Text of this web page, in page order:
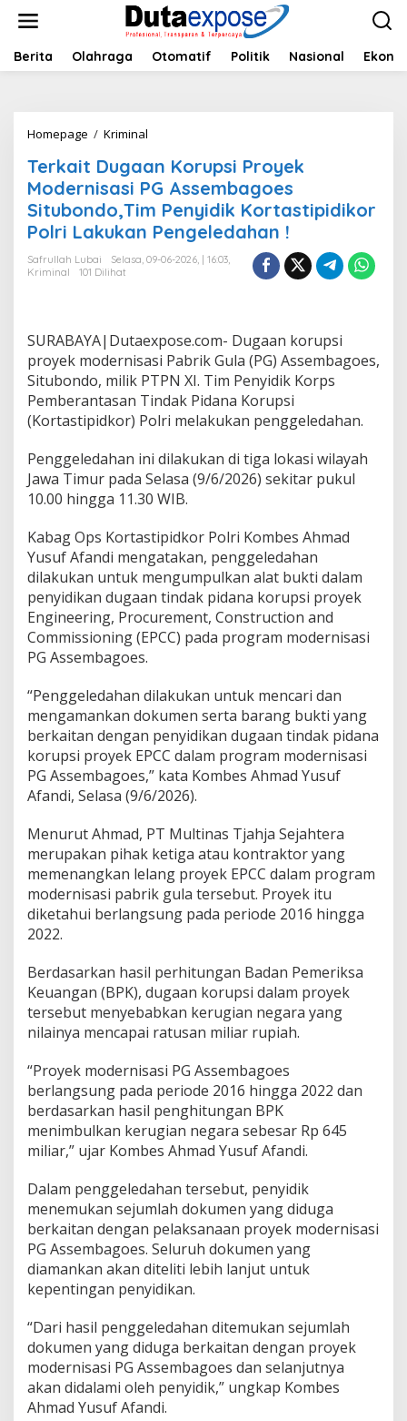
t
Berita Olahraga Otomatif Politik Nasional
Homepage / Kriminal
r
k
a
i
u
K
o
r
u
s
P
r
o
k
M
o
d
r
n
a
s
i
G
A
s
s
m
b
a
g
o
e
i
t
u
b
o
d
o
,
T
i
m
e
n
y
d
i
k
K
r
t
a
i
Terkait Dugaan Korupsi Proyek
Modernisasi PG Assembagoes
Situbondo,Tim Penyidik Kortastipidikor
Polri Lakukan Pengeledahan !
Safrullah Lubai
Selasa, 09-06-2026, | 16:03,
Kriminal
101 Dilihat
SURABAYA|Dutaexpose.com- Dugaan korupsi
proyek modernisasi Pabrik Gula (PG) Assembagoes,
Situbondo, milik PTPN XI. Tim Penyidik Korps
Pemberantasan Tindak Pidana Korupsi
(Kortastipidkor) Polri melakukan penggeledahan.
Penggeledahan ini dilakukan di tiga lokasi wilayah
Jawa Timur pada Selasa (9/6/2026) sekitar pukul
10.00 hingga 11.30 WIB.
Kabag Ops Kortastipidkor Polri Kombes Ahmad
Yusuf Afandi mengatakan, penggeledahan
dilakukan untuk mengumpulkan alat bukti dalam
penyidikan dugaan tindak pidana korupsi proyek
Engineering, Procurement, Construction and
Commissioning (EPCC) pada program modernisasi
PG Assembagoes.
“Penggeledahan dilakukan untuk mencari dan
mengamankan dokumen serta barang bukti yang
berkaitan dengan penyidikan dugaan tindak pidana
korupsi proyek EPCC dalam program modernisasi
PG Assembagoes,” kata Kombes Ahmad Yusuf
Afandi, Selasa (9/6/2026).
Menurut Ahmad, PT Multinas Tjahja Sejahtera
merupakan pihak ketiga atau kontraktor yang
memenangkan lelang proyek EPCC dalam program
modernisasi pabrik gula tersebut. Proyek itu
diketahui berlangsung pada periode 2016 hingga
2022.
Berdasarkan hasil perhitungan Badan Pemeriksa
Keuangan (BPK), dugaan korupsi dalam proyek
tersebut menyebabkan kerugian negara yang
nilainya mencapai ratusan miliar rupiah.
“Proyek modernisasi PG Assembagoes
berlangsung pada periode 2016 hingga 2022 dan
berdasarkan hasil penghitungan BPK
menimbulkan kerugian negara sebesar Rp 645
miliar,” ujar Kombes Ahmad Yusuf Afandi.
Dalam penggeledahan tersebut, penyidik
menemukan sejumlah dokumen yang diduga
berkaitan dengan pelaksanaan proyek modernisasi
PG Assembagoes. Seluruh dokumen yang
diamankan akan diteliti lebih lanjut untuk
kepentingan penyidikan.
“Dari hasil penggeledahan ditemukan sejumlah
dokumen yang diduga berkaitan dengan proyek
modernisasi PG Assembagoes dan selanjutnya
akan didalami oleh penyidik,” ungkap Kombes
Ahmad Yusuf Afandi.